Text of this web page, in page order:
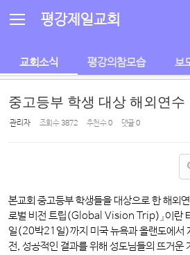
평강제일교회
교회소식 평강의참모습 보
중고등부 학생 대상 해외연수
관리자 조회 수3872 추천 수0 댓글0
본교회 중고등부 학생들을 대상으로 한 해외
로벌 비전 트립(Global Vision Trip)』이란
일(20박21일)까지 미국 뉴욕과 올랜도에서
전, 성공적인 결과를 위해 성도님들의 뜨거운